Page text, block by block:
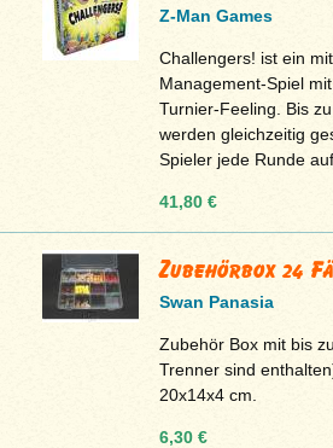
Z-Man Games
Challengers! ist ein
Management-Spiel
Turnier-Feeling. Bis
werden gleichzeitig
Spieler jede Runde auf
41,80 €
Zubehörbox 24
Swan Panasia
Zubehör Box mit bis
Trenner sind
20x14x4 cm.
6,30 €